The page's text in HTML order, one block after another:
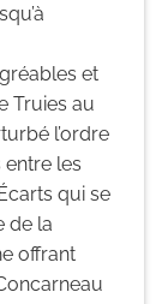
et
Truies au
l’ordre
les
qui se
de la
offrant